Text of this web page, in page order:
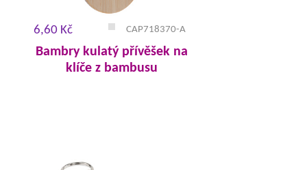
6,60 Kč CAP718370-A
Bambry kulatý přívěšek na
klíče z bambusu